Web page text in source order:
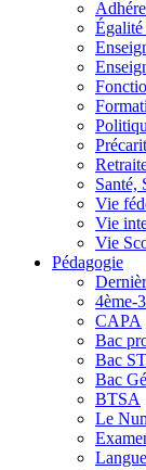
Santé,
Vie
Vie
Vie
Pédagogie
4ème-
CAPA
Bac
Bac
Bac
BTSA
Le